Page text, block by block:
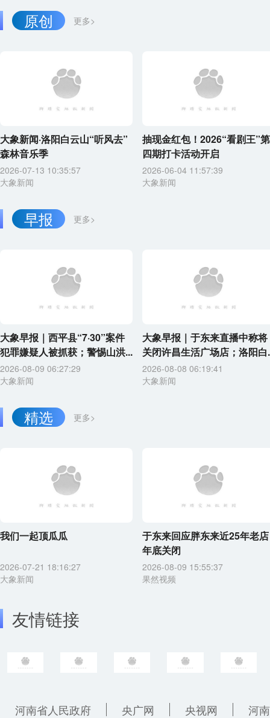
更多>
原创
大象新闻·洛阳白云山“听风去”
森林音乐季
2026-07-13 10:35:57
大象新闻
抽现金红包！2026“看剧王”第
四期打卡活动开启
2026-06-04 11:57:39
大象新闻
更多>
早报
大象早报｜西平县“7·30”案件
犯罪嫌疑人被抓获；警惕山洪...
2026-08-09 06:27:29
大象新闻
大象早报｜于东来直播中称将
关闭许昌生活广场店；洛阳白
2026-08-08 06:19:41
大象新闻
更多>
精选
我们一起顶瓜瓜
2026-07-21 18:16:27
大象新闻
于东来回应胖东来近25年老店
年底关闭
2026-08-09 15:55:37
果然视频
友情链接
河南省人民政府 央广网 央视网
河